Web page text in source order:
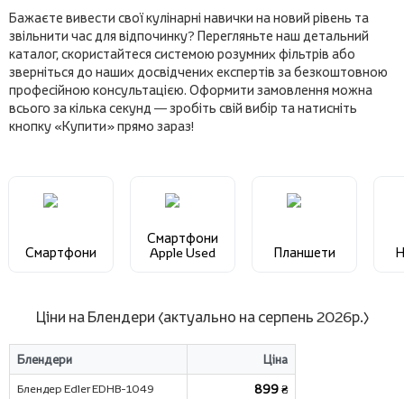
Бажаєте вивести свої кулінарні навички на новий рівень та
звільнити час для відпочинку? Перегляньте наш детальний
каталог, скористайтеся системою розумних фільтрів або
зверніться до наших досвідчених експертів за безкоштовною
професійною консультацією. Оформити замовлення можна
всього за кілька секунд — зробіть свій вибір та натисніть
кнопку «Купити» прямо зараз!
Смартфони
Смартфони
Apple Used
Планшети
Ціни на Блендери (актуально на серпень 2026р.)
Блендери Ціна
Блендер Edler EDHB-1049 899 ₴